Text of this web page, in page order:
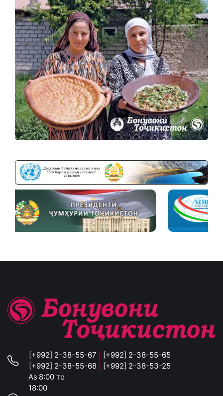
[+992] 2-38-55-67
[+992] 2-38-55-65
[+992] 2-38-55-68
[+992] 2-38-53-25
Аз 8:00 то
18:00